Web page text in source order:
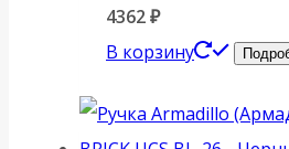
4362₽
В корзину